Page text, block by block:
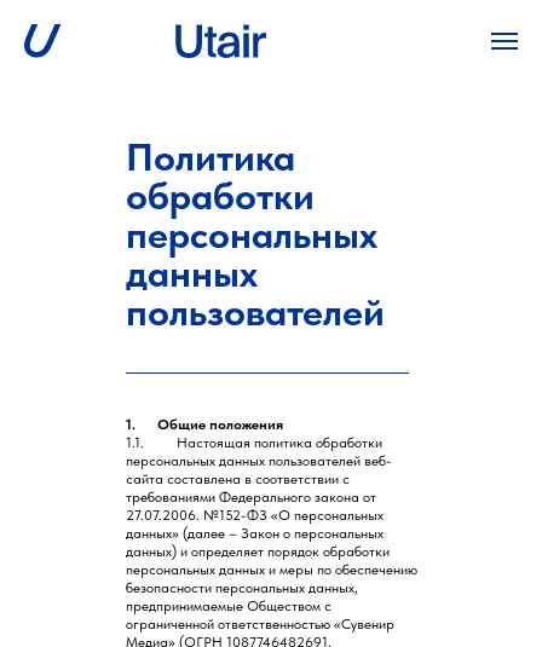
1. Общие положения
1.1. Настоящая политика обработки
персональных данных пользователей веб-
сайта составлена в соответствии с
требованиями Федерального закона от
27.07.2006. №152-ФЗ «О персональных
данных» (далее – Закон о персональных
данных) и определяет порядок обработки
персональных данных и меры по обеспечению
безопасности персональных данных,
предпринимаемые Обществом с
ограниченной ответственностью «Сувенир
Медиа» (ОГРН 1087746482691,
Политика
обработки
персональных
данных
пользователей